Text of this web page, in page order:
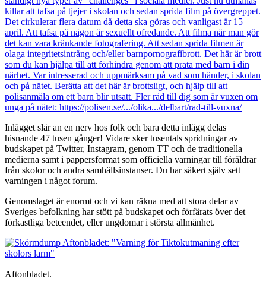
Inlägget slår an en nerv hos folk och bara detta inlägg delas
hisnande 47 tusen gånger! Vidare sker tusentals spridningar av
budskapet på Twitter, Instagram, genom TT och de traditionella
medierna samt i pappersformat som officiella varningar till föräldrar
från skolor och andra samhällsinstanser. Du har säkert själv sett
varningen i något forum.
Genomslaget är enormt och vi kan räkna med att stora delar av
Sveriges befolkning har stött på budskapet och förfärats över det
förkastliga beteendet, eller ungdomar i största allmänhet.
Aftonbladet.